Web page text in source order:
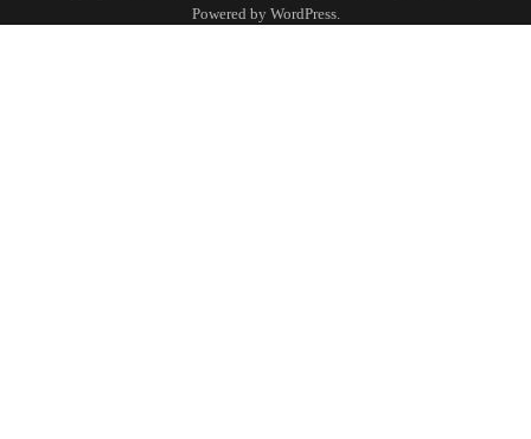
Powered by WordPress.